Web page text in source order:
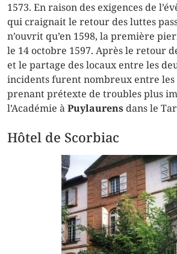
1573. En raison des exigences de
qui craignait le retour des luttes
n’ouvrit qu’en 1598, la première
le 14 octobre 1597. Après le retour
et le partage des locaux entre les
incidents furent nombreux entre les
prenant prétexte de troubles plus
l’Académie àPuylaurens dans le
Hôtel de Scorbiac